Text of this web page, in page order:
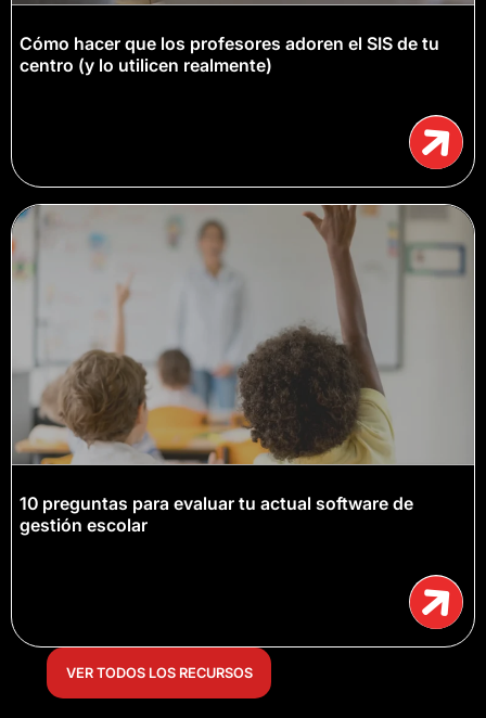
Cómo hacer que los profesores adoren el SIS de tu
centro (y lo utilicen realmente)
10 preguntas para evaluar tu actual software de
gestión escolar
VER TODOS LOS RECURSOS